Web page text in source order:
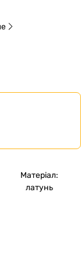
Матеріал:
латунь